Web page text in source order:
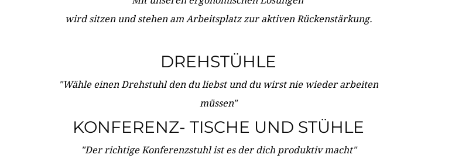
wird sitzen und stehen am Arbeitsplatz zur aktiven Rückenstärkung.
DREHSTÜHLE
"Wähle einen Drehstuhl den du liebst und du wirst nie wieder arbeiten
müssen"
KONFERENZ- TISCHE UND STÜHLE
"Der richtige Konferenzstuhl ist es der dich produktiv macht"